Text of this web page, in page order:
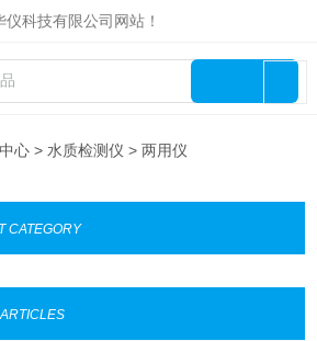
科技有限公司网站！
心 > 水质检测仪 > 两用仪
CATEGORY